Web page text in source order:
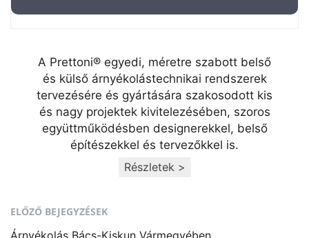
A Prettoni® egyedi, méretre szabott belső
és külső árnyékolástechnikai rendszerek
tervezésére és gyártására szakosodott kis
és nagy projektek kivitelezésében, szoros
együttműködésben designerekkel, belső
építészekkel és tervezőkkel is.
Részletek >
ELŐZŐ BEJEGYZÉSEK
Árnyékolás Bács-Kiskun Vármegyében